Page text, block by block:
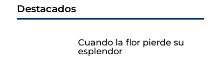
Destacados
Cuando la flor pierde su
esplendor